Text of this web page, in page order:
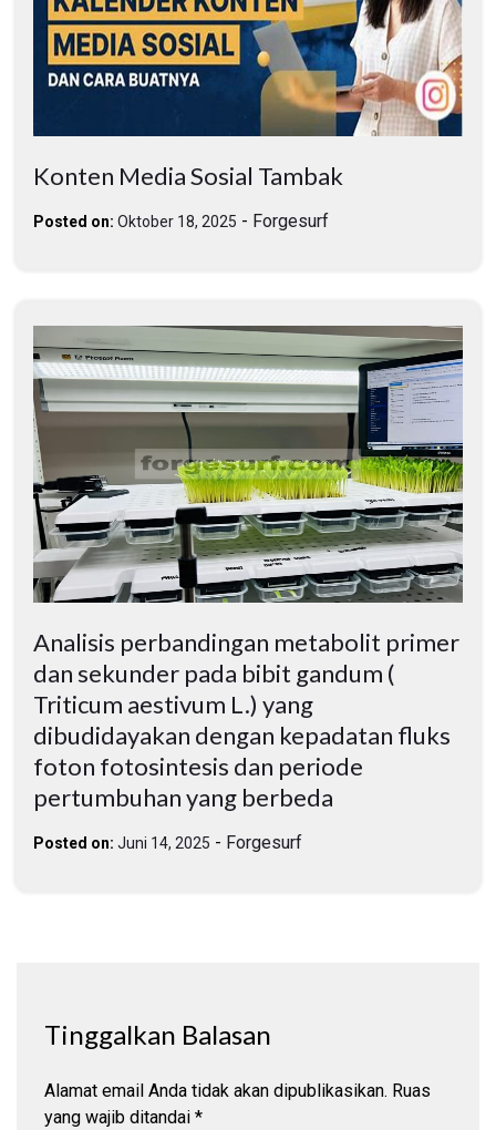
Konten Media Sosial Tambak
Posted on: Oktober 18, 2025 - Forgesurf
Analisis perbandingan metabolit primer
dan sekunder pada bibit gandum (
Triticum aestivum L.) yang
dibudidayakan dengan kepadatan fluks
foton fotosintesis dan periode
pertumbuhan yang berbeda
Posted on: Juni 14, 2025 - Forgesurf
Tinggalkan Balasan
Alamat email Anda tidak akan dipublikasikan. Ruas
yang wajib ditandai *